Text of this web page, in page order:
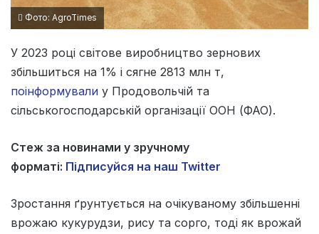
Фото: AgroTimes
У 2023 році світове виробництво зернових
збільшиться на 1% і сягне 2813 млн т,
поінформували у Продовольчій та
сільськогосподарській організації ООН (ФАО).
Стеж за новинами у зручному
форматі: Підписуйся на наш Twitter
Зростання ґрунтується на очікуваному збільшенні
врожаю кукурудзи, рису та сорго, тоді як врожай